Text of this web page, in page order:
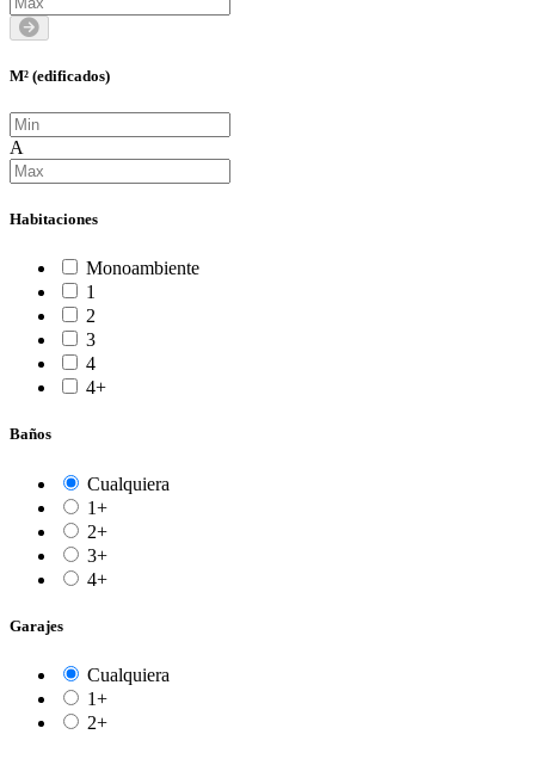
M² (edificados)
A
Habitaciones
Monoambiente
1
2
3
4
4+
Baños
Cualquiera
1+
2+
3+
4+
Garajes
Cualquiera
1+
2+